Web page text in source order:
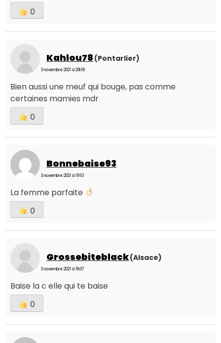
0
Kahlou78 (Pontarlier)
3 novembre 2021 à 20h18
Bien aussi une meuf qui bouge, pas comme
certaines mamies mdr
0
Bonnebaise93
3 novembre 2021 à 11h13
La femme parfaite
0
Grossebiteblack(Alsace)
3 novembre 2021 à 5h37
Baise la c elle qui te baise
0